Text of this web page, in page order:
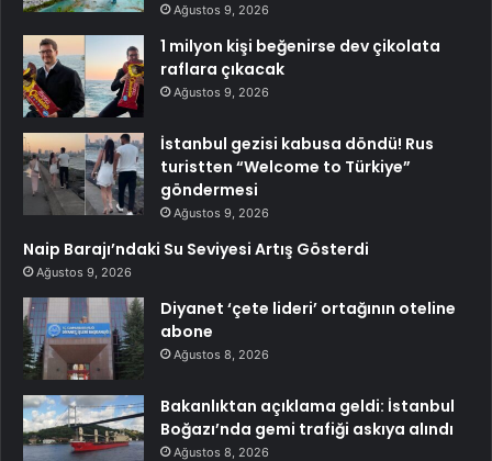
Ağustos 9, 2026
1 milyon kişi beğenirse dev çikolata
raflara çıkacak
Ağustos 9, 2026
İstanbul gezisi kabusa döndü! Rus
turistten “Welcome to Türkiye”
göndermesi
Ağustos 9, 2026
Naip Barajı’ndaki Su Seviyesi Artış Gösterdi
Ağustos 9, 2026
Diyanet ‘çete lideri’ ortağının oteline
abone
Ağustos 8, 2026
Bakanlıktan açıklama geldi: İstanbul
Boğazı’nda gemi trafiği askıya alındı
Ağustos 8, 2026